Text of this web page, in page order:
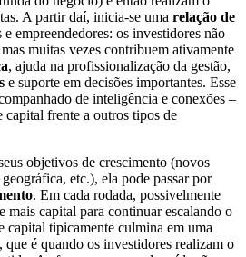
A partir daí, inicia-se uma relação de
empreendedores: os investidores não
muitas vezes contribuem ativamente
, ajuda na profissionalização da gestão,
e suporte em decisões importantes. Esse
de inteligência e conexões –
frente a outros tipos de
objetivos de crescimento (novos
etc.), ela pode passar por
. Em cada rodada, possivelmente
mais capital para continuar escalando o
capital tipicamente culmina em uma
que é quando os investidores realizam o